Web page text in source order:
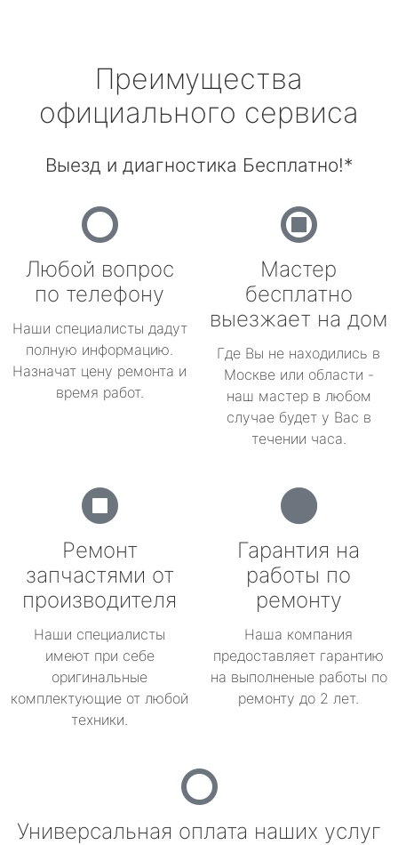
Преимущества
официального сервиса
Выезд и диагностика Бесплатно!*
Любой вопрос
по телефону
Наши специалисты дадут
полную информацию.
Назначат цену ремонта и
время работ.
Мастер
бесплатно
выезжает на дом
Где Вы не находились в
Москве или области -
наш мастер в любом
случае будет у Вас в
течении часа.
Ремонт
запчастями от
производителя
Наши специалисты
имеют при себе
оригинальные
комплектующие от любой
техники.
Гарантия на
работы по
ремонту
Наша компания
предоставляет гарантию
на выполненые работы по
ремонту до 2 лет.
Универсальная оплата наших услуг